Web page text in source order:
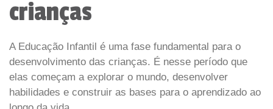
crianças
A Educação Infantil é uma fase fundamental para o
desenvolvimento das crianças. É nesse período que
elas começam a explorar o mundo, desenvolver
habilidades e construir as bases para o aprendizado ao